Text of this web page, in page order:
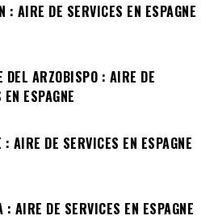
: AIRE DE SERVICES EN ESPAGNE
DEL ARZOBISPO : AIRE DE
ESPAGNE
AIRE DE SERVICES EN ESPAGNE
: AIRE DE SERVICES EN ESPAGNE